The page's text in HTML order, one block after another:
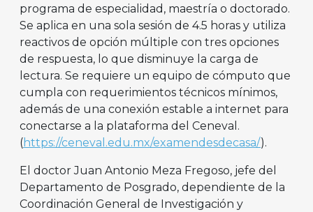
programa de especialidad, maestría o doctorado.
Se aplica en una sola sesión de 4.5 horas y utiliza
reactivos de opción múltiple con tres opciones
de respuesta, lo que disminuye la carga de
lectura. Se requiere un equipo de cómputo que
cumpla con requerimientos técnicos mínimos,
además de una conexión estable a internet para
conectarse a la plataforma del Ceneval.
(https://ceneval.edu.mx/examendesdecasa/).
El doctor Juan Antonio Meza Fregoso, jefe del
Departamento de Posgrado, dependiente de la
Coordinación General de Investigación y